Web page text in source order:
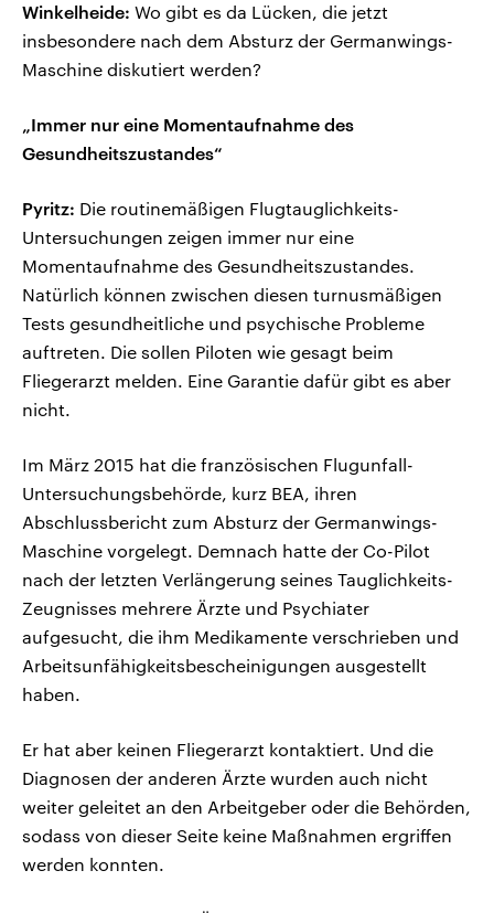
Winkelheide: Wo gibt es da Lücken, die jetzt
insbesondere nach dem Absturz der Germanwings-
Maschine diskutiert werden?
„Immer nur eine Momentaufnahme des
Gesundheitszustandes“
Pyritz: Die routinemäßigen Flugtauglichkeits-
Untersuchungen zeigen immer nur eine
Momentaufnahme des Gesundheitszustandes.
Natürlich können zwischen diesen turnusmäßigen
Tests gesundheitliche und psychische Probleme
auftreten. Die sollen Piloten wie gesagt beim
Fliegerarzt melden. Eine Garantie dafür gibt es aber
nicht.
Im März 2015 hat die französischen Flugunfall-
Untersuchungsbehörde, kurz BEA, ihren
Abschlussbericht zum Absturz der Germanwings-
Maschine vorgelegt. Demnach hatte der Co-Pilot
nach der letzten Verlängerung seines Tauglichkeits-
Zeugnisses mehrere Ärzte und Psychiater
aufgesucht, die ihm Medikamente verschrieben und
Arbeitsunfähigkeitsbescheinigungen ausgestellt
haben.
Er hat aber keinen Fliegerarzt kontaktiert. Und die
Diagnosen der anderen Ärzte wurden auch nicht
weiter geleitet an den Arbeitgeber oder die Behörden,
sodass von dieser Seite keine Maßnahmen ergriffen
werden konnten.